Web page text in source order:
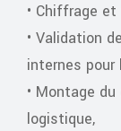
• Chiffrage
• Validation
internes
• Montage
logistique,